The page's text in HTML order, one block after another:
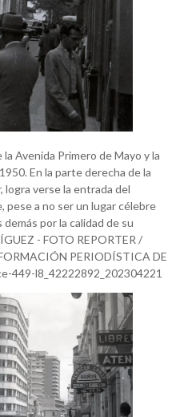
Avenida Primero de Mayo y la
En la parte derecha de la
logra verse la entrada del
pese a no ser un lugar célebre
por la calidad de su
- FOTO REPORTER /
PERIODÍSTICA DE
449-l8_42222892_202304221